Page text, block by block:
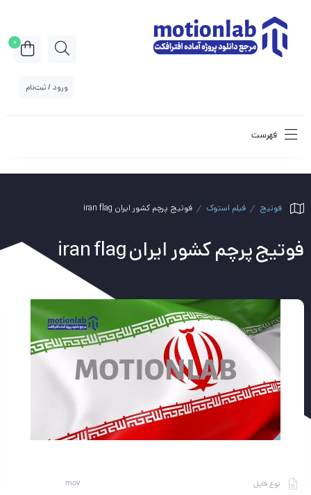
ورود / ثبت‌نام
0
فهرست
فوتیج فیلم استوک فوتیج پرچم کشور ایران iran flag
فوتیج پرچم کشور ایران iran flag
نوع فایل mov